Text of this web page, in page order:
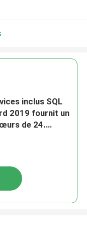
inclus SQL
2019 fournit un
de 24.
de sécurité :